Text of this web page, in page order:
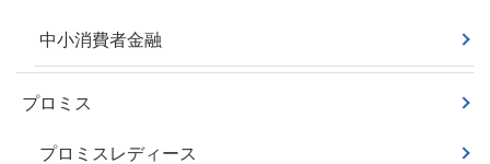
中小消費者金融
プロミス
プロミスレディース